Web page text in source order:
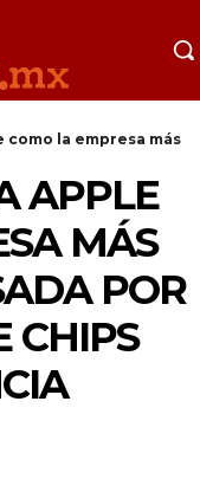
como la empresa más
APPLE
MÁS
POR
CHIPS